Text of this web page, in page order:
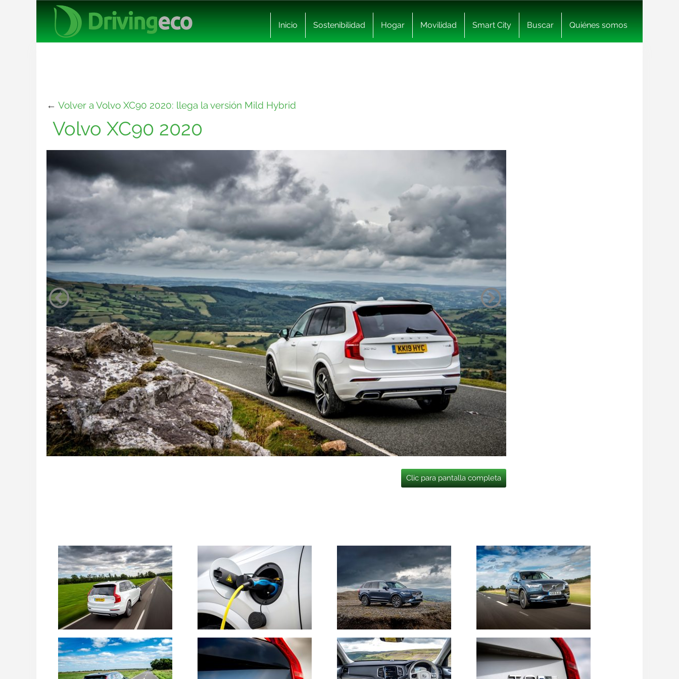
Inicio Sostenibilidad Hogar Movilidad Smart City Buscar Quiénes somos
← Volver a Volvo XC90 2020: llega la versión Mild Hybrid
Volvo XC90 2020
Clic para pantalla completa